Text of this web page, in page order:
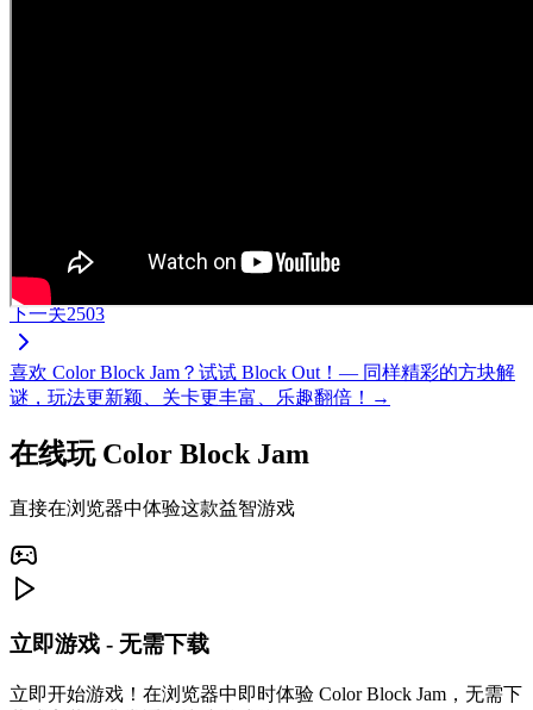
下一关2503
喜欢 Color Block Jam？试试 Block Out！— 同样精彩的方块解
谜，玩法更新颖、关卡更丰富、乐趣翻倍！→
在线玩 Color Block Jam
直接在浏览器中体验这款益智游戏
立即游戏 - 无需下载
立即开始游戏！在浏览器中即时体验 Color Block Jam，无需下